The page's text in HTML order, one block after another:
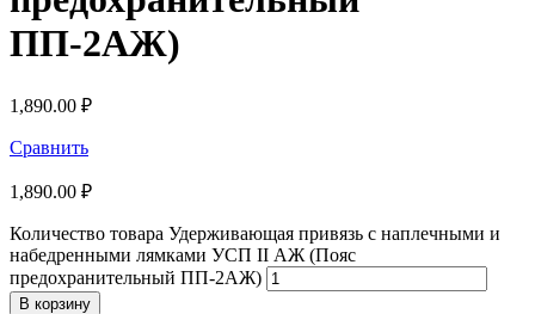
ПП-2АЖ)
1,890.00 ₽
Сравнить
1,890.00 ₽
Количество товара Удерживающая привязь с наплечными и
набедренными лямками УСП II АЖ (Пояс
предохранительный ПП-2АЖ)
В корзину